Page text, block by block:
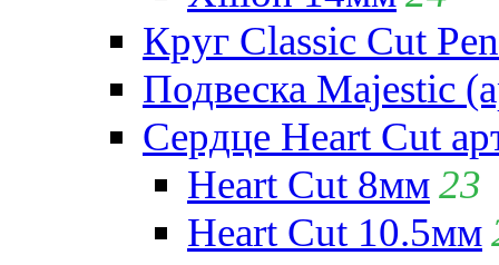
Круг Classic Cut
Подвеска Majestic
Сердце Heart Cut
Heart Cut 8мм23
Heart Cut 10.5мм